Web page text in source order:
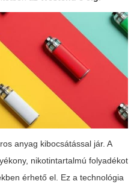
anyag kibocsátással jár. A
nikotintartalmú folyadékot
érhető el. Ez a technológia